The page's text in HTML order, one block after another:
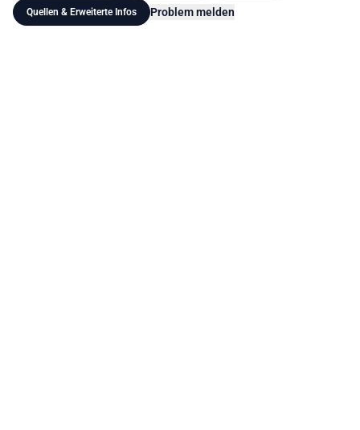
Quellen & Erweiterte Infos Problem melden